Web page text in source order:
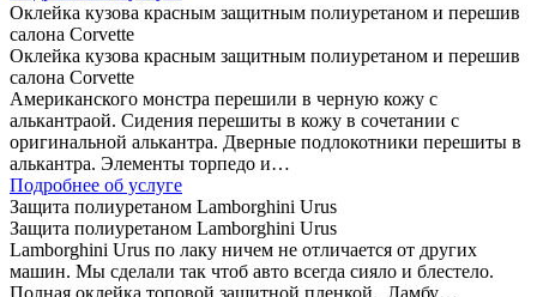
Оклейка кузова красным защитным полиуретаном и перешив
салона Corvette
Оклейка кузова красным защитным полиуретаном и перешив
салона Corvette
Американского монстра перешили в черную кожу с
алькантраой. Сидения перешиты в кожу в сочетании с
оригинальной алькантра. Дверные подлокотники перешиты в
алькантра. Элементы торпедо и…
Подробнее об услуге
Защита полиуретаном Lamborghini Urus
Защита полиуретаном Lamborghini Urus
Lamborghini Urus по лаку ничем не отличается от других
машин. Мы сделали так чтоб авто всегда сияло и блестело.